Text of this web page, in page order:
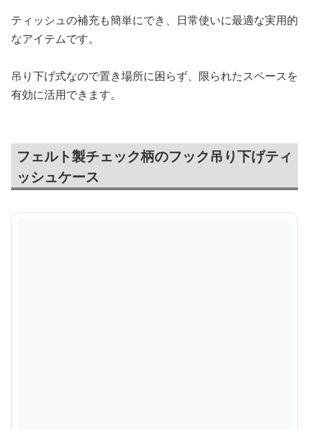
ティッシュの補充も簡単にでき、日常使いに最適な実用的
なアイテムです。
吊り下げ式なので置き場所に困らず、限られたスペースを
有効に活用できます。
フェルト製チェック柄のフック吊り下げティ
ッシュケース